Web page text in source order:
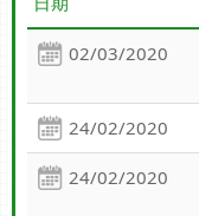
02/03/2020
24/02/2020
24/02/2020